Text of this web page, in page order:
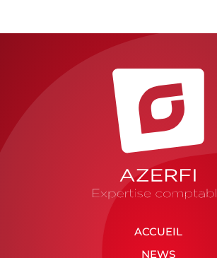
ACCUEIL
NEWS